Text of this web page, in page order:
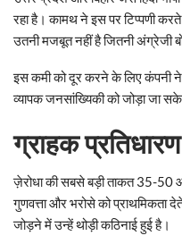
रहा है। कामथ ने इस पर टिप्पणी करते
उतनी मजबूत नहीं है जितनी अंग्रेजी
इस कमी को दूर करने के लिए कंपनी ने
व्यापक जनसांख्यिकी को जोड़ा जा
ग्राहक
ज़ेरोधा की सबसे बड़ी ताकत 35-50
गुणवत्ता और भरोसे को प्राथमिकता
जोड़ने में उन्हें थोड़ी कठिनाई हुई है।